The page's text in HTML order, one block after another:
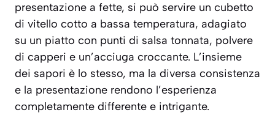
presentazione a fette, si può servire un cubetto
di vitello cotto a bassa temperatura, adagiato
su un piatto con punti di salsa tonnata, polvere
di capperi e un’acciuga croccante. L’insieme
dei sapori è lo stesso, ma la diversa consistenza
e la presentazione rendono l’esperienza
completamente differente e intrigante.